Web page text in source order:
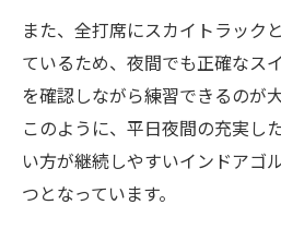
また、全打席にスカイトラック
ているため、夜間でも正確なス
を確認しながら練習できるのが
このように、平日夜間の充実し
い方が継続しやすいインドアゴ
つとなっています。